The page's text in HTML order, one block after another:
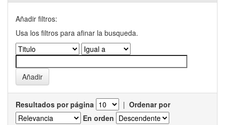
Añadir filtros:
Usa los filtros para afinar la busqueda.
Resultados por página | Ordenar por
En orden